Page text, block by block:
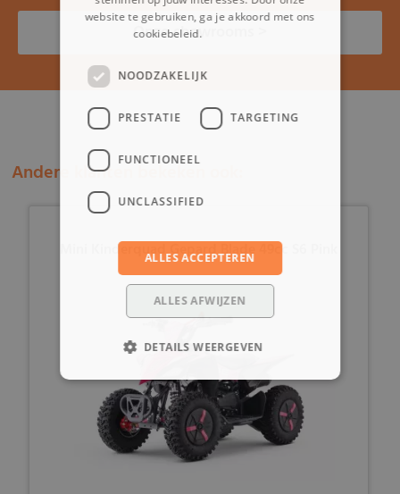
Onze showrooms >
Andere klanten bekeken ook:
Mini Kinderquad Gepard Blade 49cc S6 Pink
website te gebruiken, ga je akkoord met ons
cookiebeleid.
NOODZAKELIJK
PRESTATIE TARGETING
FUNCTIONEEL
UNCLASSIFIED
ALLES ACCEPTEREN
ALLES AFWIJZEN
DETAILS WEERGEVEN